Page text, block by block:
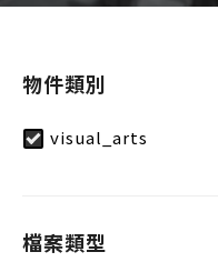
物件類別
visual_arts
檔案類型